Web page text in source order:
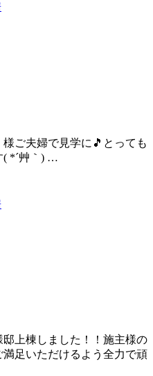
ご夫婦で見学に🎵とっても
( *´艸｀) …
上棟しました！！施主様の
足いただけるよう全力で頑